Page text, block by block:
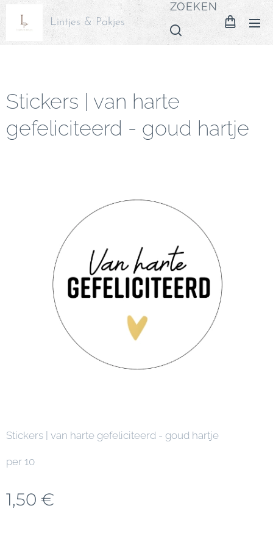
Lintjes & Pakjes
ZOEKEN
Stickers | van harte
gefeliciteerd - goud hartje
Stickers | van harte gefeliciteerd - goud hartje
per 10
1,50 €